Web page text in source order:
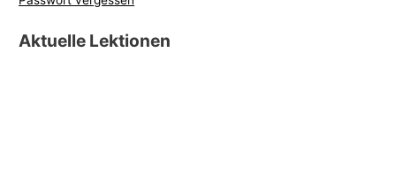
Aktuelle Lektionen